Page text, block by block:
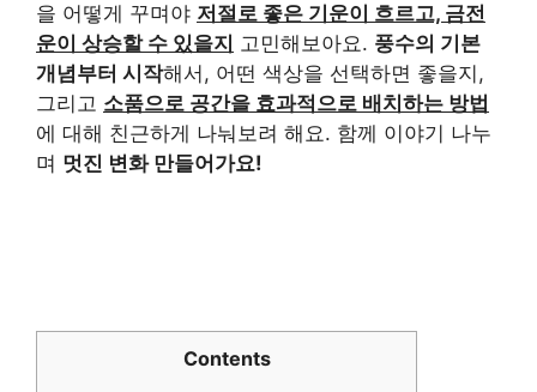
을 어떻게 꾸며야 저절로 좋은 기운이 흐르고, 금전
운이 상승할 수 있을지 고민해보아요. 풍수의 기본
개념부터 시작해서, 어떤 색상을 선택하면 좋을지,
그리고 소품으로 공간을 효과적으로 배치하는 방법
에 대해 친근하게 나눠보려 해요. 함께 이야기 나누
며 멋진 변화 만들어가요!
Contents